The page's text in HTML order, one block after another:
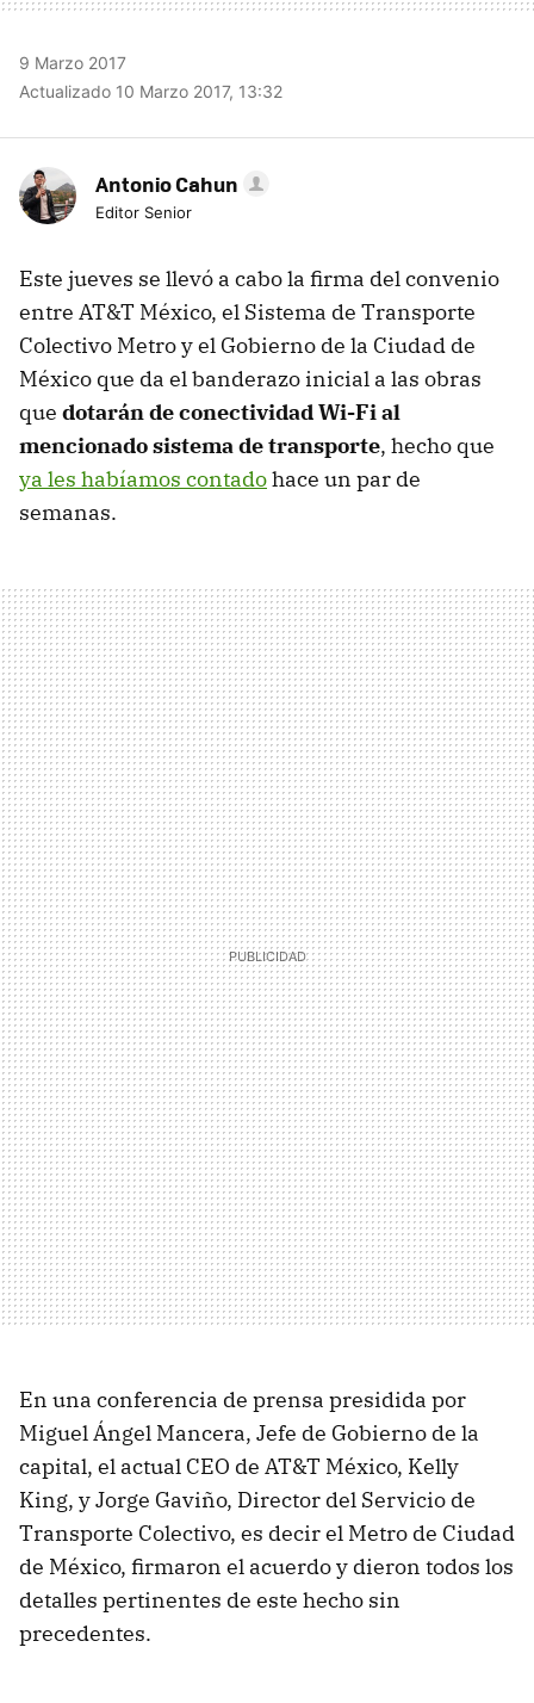
9 Marzo 2017
Actualizado 10 Marzo 2017, 13:32
Antonio Cahun
Editor Senior
Este jueves se llevó a cabo la firma del convenio
entre AT&T México, el Sistema de Transporte
Colectivo Metro y el Gobierno de la Ciudad de
México que da el banderazo inicial a las obras
que dotarán de conectividad Wi-Fi al
mencionado sistema de transporte, hecho que
ya les habíamos contadohace un par de
semanas.
En una conferencia de prensa presidida por
Miguel Ángel Mancera, Jefe de Gobierno de la
capital, el actual CEO de AT&T México, Kelly
King, y Jorge Gaviño, Director del Servicio de
Transporte Colectivo, es decir el Metro de Ciudad
de México, firmaron el acuerdo y dieron todos los
detalles pertinentes de este hecho sin
precedentes.